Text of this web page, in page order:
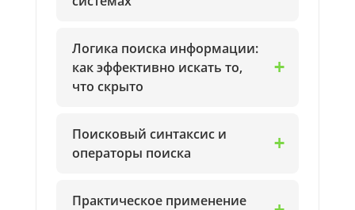
Логика поиска информации:
как эффективно искать то,
что скрыто
Поисковый синтаксис и
операторы поиска
Практическое применение